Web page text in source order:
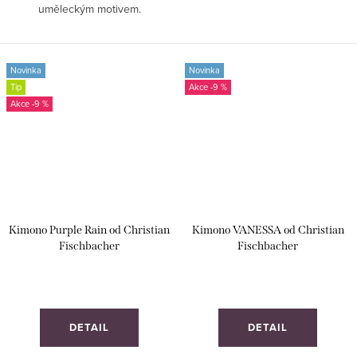
uměleckým motivem.
Novinka
Tip
-9 %
Kimono Purple Rain od Christian
Fischbacher
DETAIL
Novinka
-9 %
Kimono VANESSA od Christian
Fischbacher
DETAIL